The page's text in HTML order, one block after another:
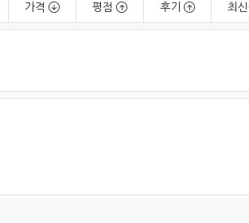
가격 평점 후기 최신